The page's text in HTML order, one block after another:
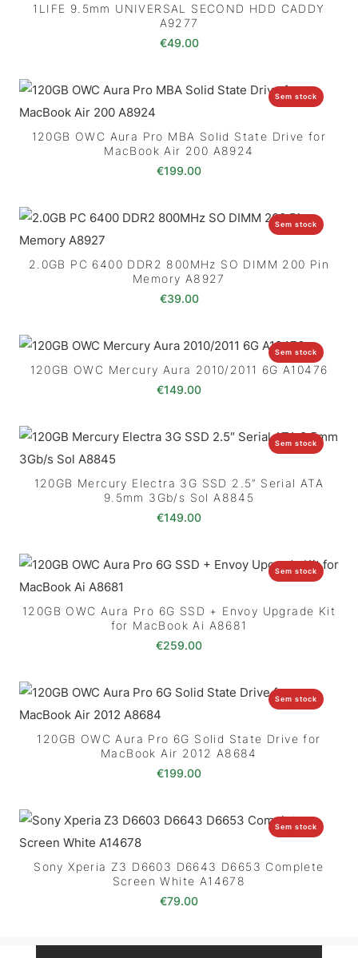
1LIFE 9.5mm UNIVERSAL SECOND HDD CADDY
A9277
€49.00
Sem stock
120GB OWC Aura Pro MBA Solid State Drive for
MacBook Air 200 A8924
€199.00
Sem stock
2.0GB PC 6400 DDR2 800MHz SO DIMM 200 Pin
Memory A8927
€39.00
Sem stock
120GB OWC Mercury Aura 2010/2011 6G A10476
€149.00
Sem stock
120GB Mercury Electra 3G SSD 2.5″ Serial ATA
9.5mm 3Gb/s Sol A8845
€149.00
Sem stock
120GB OWC Aura Pro 6G SSD + Envoy Upgrade Kit
for MacBook Ai A8681
€259.00
Sem stock
120GB OWC Aura Pro 6G Solid State Drive for
MacBook Air 2012 A8684
€199.00
Sem stock
Sony Xperia Z3 D6603 D6643 D6653 Complete
Screen White A14678
€79.00